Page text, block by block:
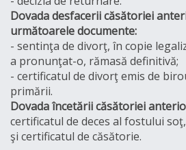
Dovada desfacerii căsătoriei
următoarele documente:
- sentinţa de divorţ, în copie
a pronunţat-o, rămasă definitivă;
- certificatul de divorţ emis de
primării.
Dovada încetării căsătoriei
certificatul de deces al fostului
şi certificatul de căsătorie.